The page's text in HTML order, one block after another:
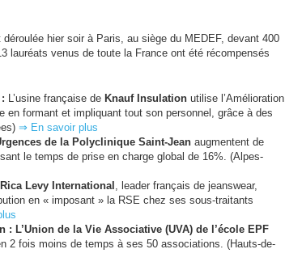
hier soir à Paris, au siège du MEDEF, devant 400
lauréats venus de toute la France ont été récompensés
L’usine française de Knauf Insulation utilise l’Amélioration
en formant et impliquant tout son personnel, grâce à des
⇒ En savoir plus
de la Polyclinique Saint-Jeanaugmentent de
le temps de prise en charge global de 16%. (Alpes-
Rica Levy International , leader français de jeanswear,
en « imposant » la RSE chez ses sous-traitants
: L’Union de la Vie Associative (UVA) de l’école EPF
2 fois moins de temps à ses 50 associations. (Hauts-de-